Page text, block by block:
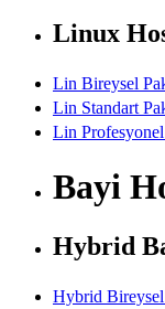
Linux
Lin Bireysel
Lin Standart
Lin
Bayi
Hybrid
Hybrid